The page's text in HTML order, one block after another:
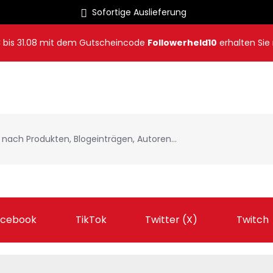
Sofortige Auslieferung
bis 31.08 mit dem Gutscheincode Followerheld10 erhalten Sie
TikTok Twitter (X) Twitch